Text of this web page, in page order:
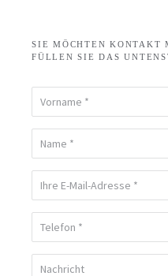
SIE MÖCHTEN KONTAKT
FÜLLEN SIE DAS